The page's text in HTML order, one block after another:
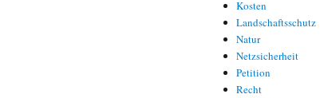
Kosten
Landschaftsschutz
Natur
Netzsicherheit
Petition
Recht